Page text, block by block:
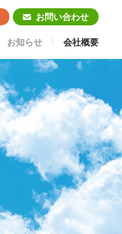
お問い合わせ
お知らせ 会社概要